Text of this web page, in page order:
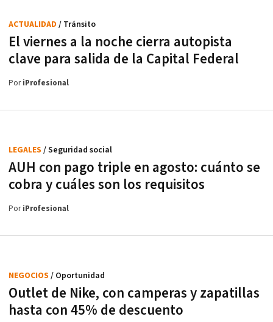
El viernes a la noche cierra autopista
clave para salida de la Capital Federal
ACTUALIDAD / Tránsito
PoriProfesional
AUH con pago triple en agosto: cuánto se
cobra y cuáles son los requisitos
LEGALES / Seguridad social
PoriProfesional
Outlet de Nike, con camperas y zapatillas
hasta con 45% de descuento
NEGOCIOS / Oportunidad